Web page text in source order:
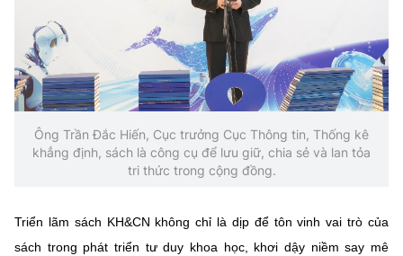
Chịu trách nhiệm nội dung: Nguyễn Thị Hải Hằng
Giám đốc Trung tâm Truyền thông Khoa học và Công nghệ.
Liên hệ
Địa chỉ: Ban Biên tập Cổng TTĐT - 18 Nguyễn Du, TP. Hà Nội
Điện thoại: 024 3936 9506
Email:stc@mst.gov.vn
©2026 Bản quyền thuộc Bộ Khoa Học và Công Nghệ
(Ghi rõ nguồn "https://mst.gov.vn" khi phát hành lại thông tin từ
Ông Trần Đắc Hiến, Cục trưởng Cục Thông tin, Thống kê
khẳng định, sách là công cụ để lưu giữ, chia sẻ và lan tỏa
tri thức trong cộng đồng.
Triển lãm sách KH&CN không chỉ là dịp để tôn vinh vai trò của
sách trong phát triển tư duy khoa học, khơi dậy niềm say mê